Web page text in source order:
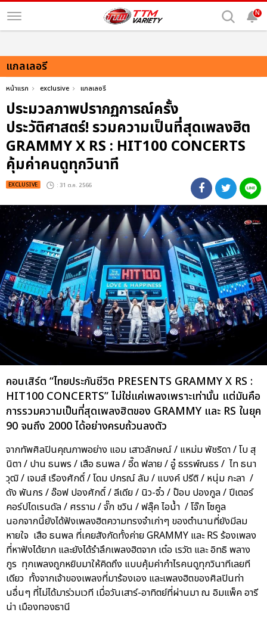
N
แกลเลอรี
หน้าแรก exclusive แกลเลอรี
ประมวลภาพปรากฏการณ์ครั้ง
ประวัติศาสตร์! รวมความเป็นที่สุดเพลงฮิต
GRAMMY X RS : HIT100 CONCERTS
คุ้มค่าคนดูทุกวินาที
EXCLUSIVE : 31 ต.ค. 2566
คอนเสิร์ต “ไทยประกันชีวิต PRESENTS GRAMMY X RS :
HIT100 CONCERTS” ไม่ใช่แค่เพลงเพราะเท่านั้น แต่มันคือ
การรวมความเป็นที่สุดเพลงฮิตของ GRAMMY และ RS ในยุค
90 จนถึง 2000 ได้อย่างครบถ้วนลงตัว
จากทัพศิลปินคุณภาพอย่าง แอม เสาวลักษณ์ / แหม่ม พัชริดา / โบ สุ
นิตา / ปาน ธนพร / เสือ ธนพล / อี๊ด ฟลาย / อู๋ ธรรพ์ณธร / ไท ธนา
วุฒิ / เจมส์ เรืองศักดิ์ / โดม ปกรณ์ ลัม / แบงค์ ปรีติ / หนุ่ม กะลา /
ดัง พันกร / อ๊อฟ ปองศักดิ์ / ลีเดีย / นิว-จิ๋ว / ป๊อบ ปองกูล / ปีเตอร์
คอร์ปไดเรนดัล / ศรราม / จั๊ก ชวิน / ฟลุ๊ค ไอน้ำ / โจ๊ก โซคูล
นอกจากนี้ยังได้ฟังเพลงฮิตความทรงจำเก่าๆ ของตำนานที่ยังมีลม
หายใจ เสือ ธนพล ที่เคยสังกัดทั้งค่าย GRAMMY และ RS ร้องเพลง
ที่หาฟังได้ยาก และยังได้รำลึกเพลงฮิตจาก เต๋อ เรวัต และ อิทธิ พลาง
กูร ทุกเพลงถูกหยิบมาให้คิดถึง แบบคุ้มค่ากำไรคนดูทุกวินาทีเลยที
เดียว ทั้งจากเจ้าของเพลงที่มาร้องเอง และเพลงฮิตของศิลปินท่า
นอื่นๆ ที่ไม่ได้มาร่วมเวที เมื่อวันเสาร์-อาทิตย์ที่ผ่านมา ณ อิมแพ็ค อารี
น่า เมืองทองธานี